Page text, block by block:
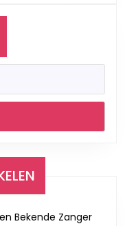
Bekende Zanger